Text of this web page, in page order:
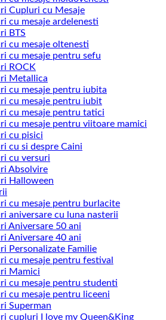
Cupluri cu Mesaje
cu mesaje ardelenesti
BTS
cu mesaje oltenesti
cu mesaje pentru sefu
ROCK
Metallica
cu mesaje pentru iubita
cu mesaje pentru iubit
cu mesaje pentru tatici
cu mesaje pentru viitoare mamici
cu pisici
cu si despre Caini
cu versuri
Absolvire
Halloween
cu mesaje pentru burlacite
aniversare cu luna nasterii
Aniversare 50 ani
Aniversare 40 ani
Personalizate Familie
cu mesaje pentru festival
Mamici
cu mesaje pentru studenti
cu mesaje pentru liceeni
Superman
cupluri I love my Queen&King